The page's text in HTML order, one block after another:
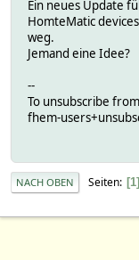
Ein neues Update
HomteMatic
weg.
Jemand eine Idee?
--
To unsubscribe
fhem-
NACH OBEN Seiten 1